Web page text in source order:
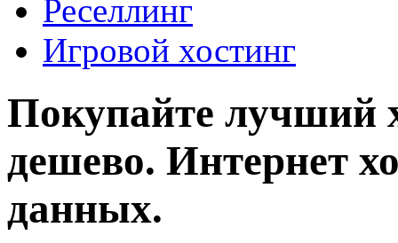
Реселлинг
Игровой хостинг
Покупайте лучший
дешево. Интернет
данных.